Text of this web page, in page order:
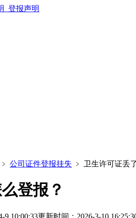
_登报声明
﹥ 公司证件登报挂失 ﹥ 卫生许可证丢
登报？
9 10:00:33更新时间：2026-3-10